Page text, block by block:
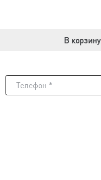
В корзину